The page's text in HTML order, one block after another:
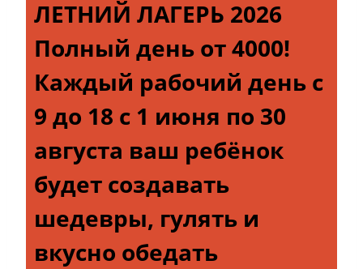
ЛЕТНИЙ ЛАГЕРЬ 2026
Полный день от 4000!
Каждый рабочий день с
9 до 18 с 1 июня по 30
августа ваш ребёнок
будет создавать
шедевры, гулять и
вкусно обедать